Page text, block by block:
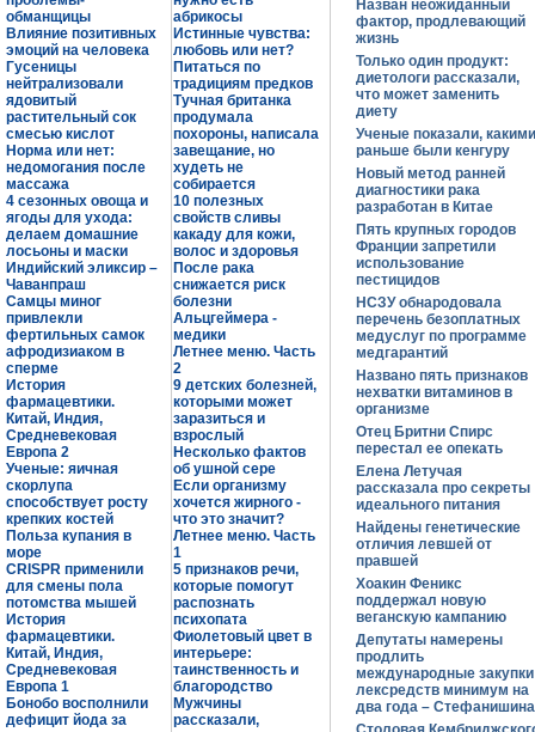
Назван неожиданный
фактор, продлевающий
жизнь
Только один продукт:
диетологи рассказали,
что может заменить
диету
Ученые показали, какими
раньше были кенгуру
Новый метод ранней
диагностики рака
разработан в Китае
Пять крупных городов
Франции запретили
использование
пестицидов
НСЗУ обнародовала
перечень безоплатных
медуслуг по программе
медгарантий
Названо пять признаков
нехватки витаминов в
организме
Отец Бритни Спирс
перестал ее опекать
Елена Летучая
рассказала про секреты
идеального питания
Найдены генетические
отличия левшей от
правшей
Хоакин Феникс
поддержал новую
веганскую кампанию
Депутаты намерены
продлить
международные закупки
лексредств минимум на
два года – Стефанишина
обманщицы
Влияние позитивных
эмоций на человека
Гусеницы
нейтрализовали
ядовитый
растительный сок
смесью кислот
Норма или нет:
недомогания после
массажа
4 сезонных овоща и
ягоды для ухода:
делаем домашние
лосьоны и маски
Индийский эликсир –
Чаванпраш
Самцы миног
привлекли
фертильных самок
афродизиаком в
сперме
История
фармацевтики.
Китай, Индия,
Средневековая
Европа 2
Ученые: яичная
скорлупа
способствует росту
крепких костей
Польза купания в
море
CRISPR применили
для смены пола
потомства мышей
История
фармацевтики.
Китай, Индия,
Средневековая
Европа 1
Бонобо восполнили
дефицит йода за
абрикосы
Истинные чувства:
любовь или нет?
Питаться по
традициям предков
Тучная британка
продумала
похороны, написала
завещание, но
худеть не
собирается
10 полезных
свойств сливы
какаду для кожи,
волос и здоровья
После рака
снижается риск
болезни
Альцгеймера -
медики
Летнее меню. Часть
2
9 детских болезней,
которыми может
заразиться и
взрослый
Несколько фактов
об ушной сере
Если организму
хочется жирного -
что это значит?
Летнее меню. Часть
1
5 признаков речи,
которые помогут
распознать
психопата
Фиолетовый цвет в
интерьере:
таинственность и
благородство
Мужчины
рассказали,